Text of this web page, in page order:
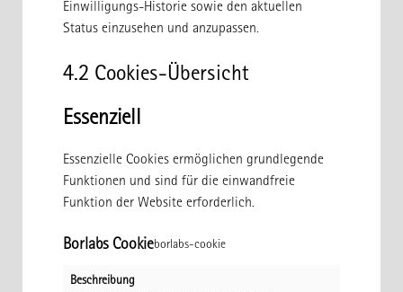
Einwilligungs-Historie sowie den aktuellen
Status einzusehen und anzupassen.
4.2 Cookies-Übersicht
Essenziell
Essenzielle Cookies ermöglichen grundlegende
Funktionen und sind für die einwandfreie
Funktion der Website erforderlich.
Borlabs Cookieborlabs-cookie
Beschreibung